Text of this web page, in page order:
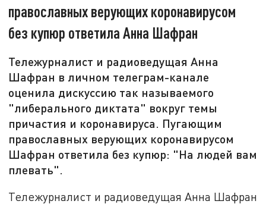
православных верующих коронавирусом
без купюр ответила Анна Шафран
Тележурналист и радиоведущая Анна
Шафран в личном телеграм-канале
оценила дискуссию так называемого
"либерального диктата" вокруг темы
причастия и коронавируса. Пугающим
православных верующих коронавирусом
Шафран ответила без купюр: "На людей вам
плевать".
Тележурналист и радиоведущая Анна Шафран